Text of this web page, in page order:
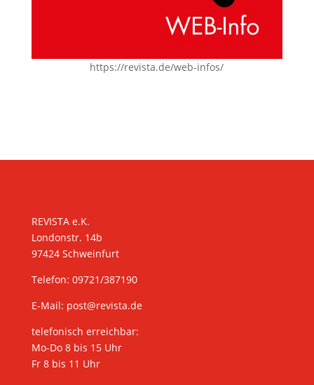
https://revista.de/web-infos/
REVISTA e.K.
Londonstr. 14b
97424 Schweinfurt
Telefon: 09721/387190
E-Mail: post@revista.de
telefonisch erreichbar:
Mo-Do 8 bis 15 Uhr
Fr 8 bis 11 Uhr